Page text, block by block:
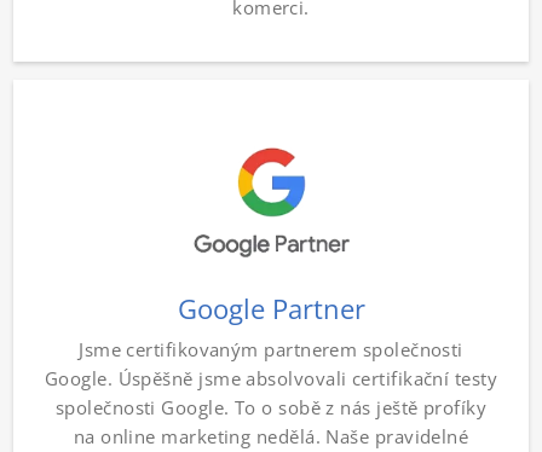
komerci.
Google Partner
Jsme certifikovaným partnerem společnosti
Google. Úspěšně jsme absolvovali certifikační testy
společnosti Google. To o sobě z nás ještě profíky
na online marketing nedělá. Naše pravidelné